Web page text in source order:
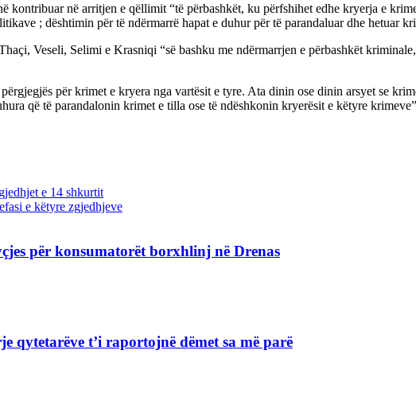
kontribuar në arritjen e qëllimit “të përbashkët, ku përfshihet edhe kryerja e
; dështimin për të ndërmarrë hapat e duhur për të parandaluar dhe hetuar
Veseli, Selimi e Krasniqi “së bashku me ndërmarrjen e përbashkët
për krimet e kryera nga vartësit e tyre. Ata dinin ose dinin arsyet se
që të parandalonin krimet e tilla ose të ndëshkonin kryerësit e këtyre
e 14 shkurtit
e këtyre zgjedhjeve
për konsumatorët borxhlinj në Drenas
qytetarëve t’i raportojnë dëmet sa më parë